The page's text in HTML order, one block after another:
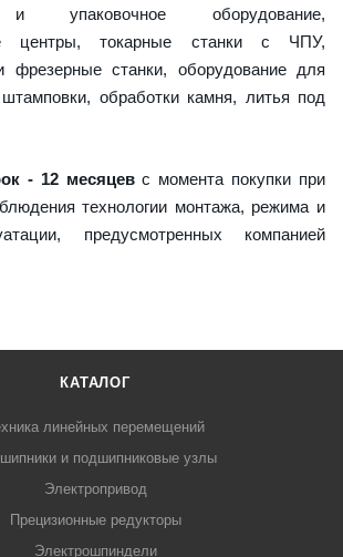
и упаковочное оборудование,
центры, токарные станки с ЧПУ,
станки, оборудование для
обработки камня, литья под
- 12 месяцевс момента покупки при
технологии монтажа, режима и
предусмотренных компанией
КАТАЛОГ
линейных перемещений
и подшипниковые узлы
Электропривод
Прецизионные редукторы
Электрошпиндели